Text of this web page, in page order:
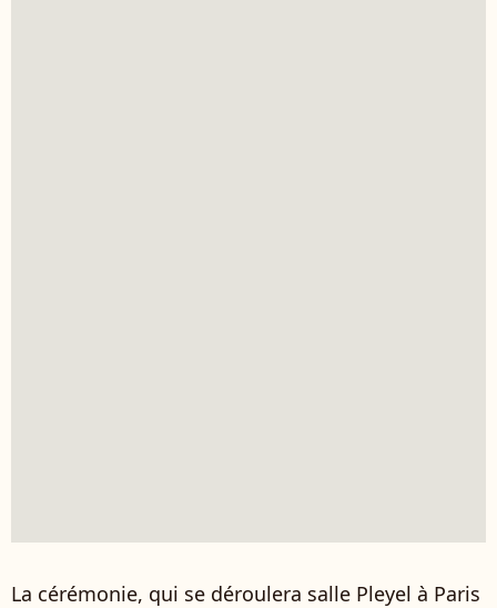
La cérémonie, qui se déroulera salle Pleyel à Paris